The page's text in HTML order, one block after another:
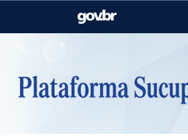
Casa Civil
Pecuária e Abastecimento